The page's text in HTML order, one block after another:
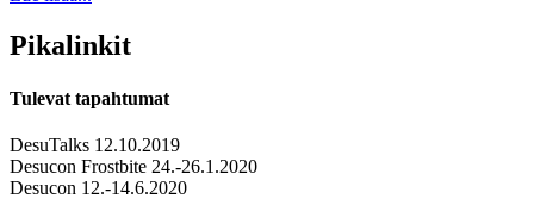
Pikalinkit
Tulevat tapahtumat
DesuTalks 12.10.2019
Desucon Frostbite 24.-26.1.2020
Desucon 12.-14.6.2020